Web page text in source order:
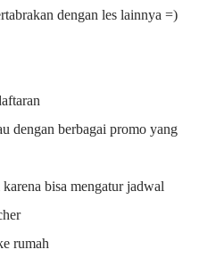
dengan les lainnya =)
dengan berbagai promo yang
bisa mengatur jadwal
rumah